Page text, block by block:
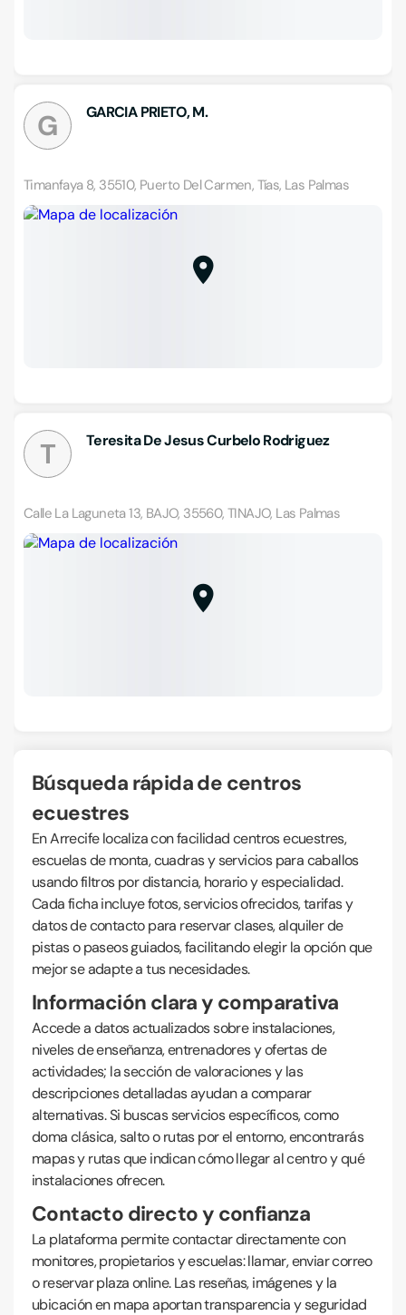
G GARCIA PRIETO, M.
Timanfaya 8, 35510, Puerto Del Carmen, Tías, Las Palmas
T Teresita De Jesus Curbelo Rodriguez
Calle La Laguneta 13, BAJO, 35560, TINAJO, Las Palmas
Búsqueda rápida de centros
ecuestres
En Arrecife localiza con facilidad centros ecuestres,
escuelas de monta, cuadras y servicios para caballos
usando filtros por distancia, horario y especialidad.
Cada ficha incluye fotos, servicios ofrecidos, tarifas y
datos de contacto para reservar clases, alquiler de
pistas o paseos guiados, facilitando elegir la opción que
mejor se adapte a tus necesidades.
Información clara y comparativa
Accede a datos actualizados sobre instalaciones,
niveles de enseñanza, entrenadores y ofertas de
actividades; la sección de valoraciones y las
descripciones detalladas ayudan a comparar
alternativas. Si buscas servicios específicos, como
doma clásica, salto o rutas por el entorno, encontrarás
mapas y rutas que indican cómo llegar al centro y qué
instalaciones ofrecen.
Contacto directo y confianza
La plataforma permite contactar directamente con
monitores, propietarios y escuelas: llamar, enviar correo
o reservar plaza online. Las reseñas, imágenes y la
ubicación en mapa aportan transparencia y seguridad